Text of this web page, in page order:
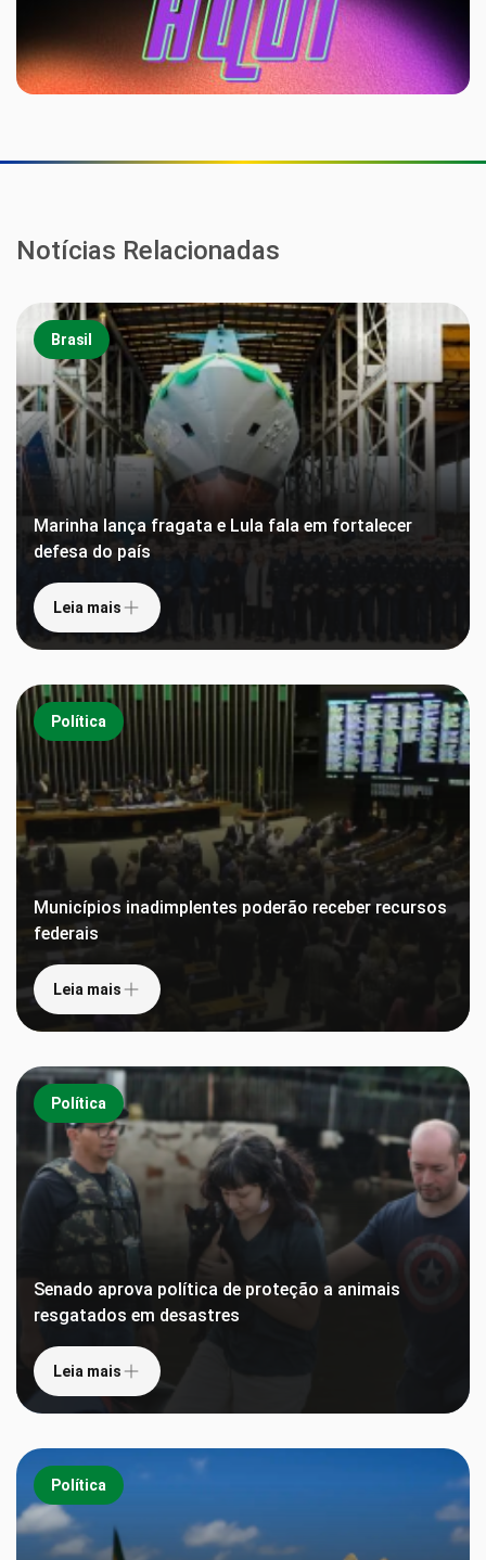
Notícias Relacionadas
Brasil
Marinha lança fragata e Lula fala em fortalecer
defesa do país
Leia mais
Política
Municípios inadimplentes poderão receber recursos
federais
Leia mais
Política
Senado aprova política de proteção a animais
resgatados em desastres
Leia mais
Política